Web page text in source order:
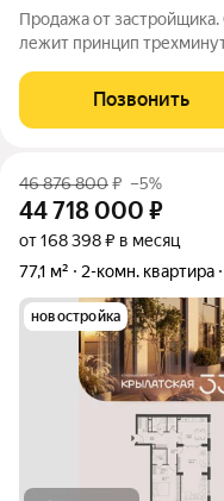
Продажа от
лежит принцип
шаговой доступности.
кардинально
Позвонить
46 876 800₽ –5%
44 718 000 ₽
от 168 398 ₽ в месяц
77,1 м²
2-комн. квартира
новостройка